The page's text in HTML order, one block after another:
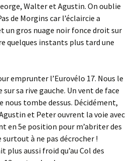
Walter et Agustin. On oublie
de Morgins car l’éclaircie a
un gros nuage noir fonce droit sur
quelques instants plus tard une
emprunter l’Eurovélo 17. Nous le
sa rive gauche. Un vent de face
nous tombe dessus. Décidément,
et Peter ouvrent la voie avec
en 5e position pour m’abriter des
à ne pas décrocher !
plus aussi froid qu’au Col des